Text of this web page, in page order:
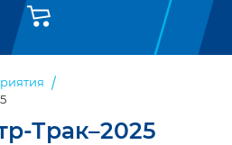
Трак–2025